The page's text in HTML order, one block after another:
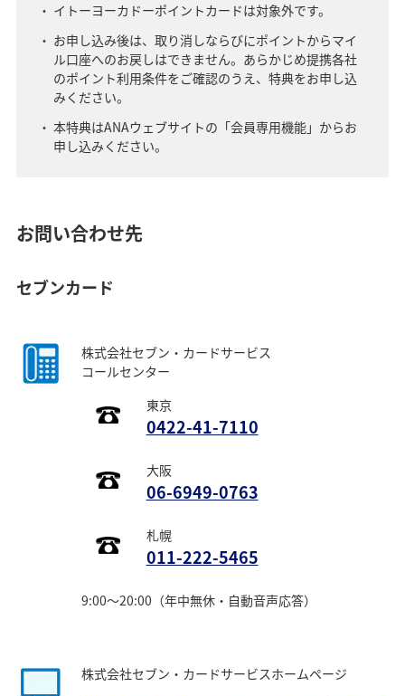
イトーヨーカドーポイントカードは対象外です。
お申し込み後は、取り消しならびにポイントからマイ
ル口座へのお戻しはできません。あらかじめ提携各社
のポイント利用条件をご確認のうえ、特典をお申し込
みください。
本特典はANAウェブサイトの「会員専用機能」からお
申し込みください。
お問い合わせ先
セブンカード
株式会社セブン・カードサービス
コールセンター
東京
0422-41-7110
大阪
06-6949-0763
札幌
011-222-5465
9:00～20:00（年中無休・自動音声応答）
株式会社セブン・カードサービスホームページ